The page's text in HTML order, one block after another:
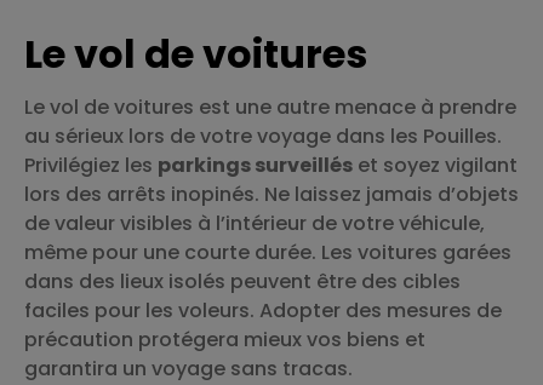
Le vol de voitures
Le vol de voitures est une autre menace à prendre
au sérieux lors de votre voyage dans les Pouilles.
Privilégiez les parkings surveillés et soyez vigilant
lors des arrêts inopinés. Ne laissez jamais d’objets
de valeur visibles à l’intérieur de votre véhicule,
même pour une courte durée. Les voitures garées
dans des lieux isolés peuvent être des cibles
faciles pour les voleurs. Adopter des mesures de
précaution protégera mieux vos biens et
garantira un voyage sans tracas.